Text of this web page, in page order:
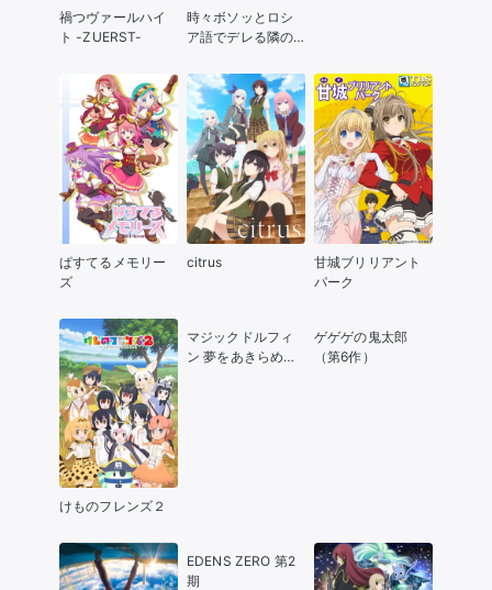
禍つヴァールハイ
ト -ZUERST-
時々ボソッとロシ
ア語でデレる隣の
ぱすてるメモリー
ズ
citrus
甘城ブリリアント
パーク
けものフレンズ２
マジックドルフィ
ン 夢をあきらめな
ゲゲゲの鬼太郎
（第6作）
EDENS ZERO 第2
期